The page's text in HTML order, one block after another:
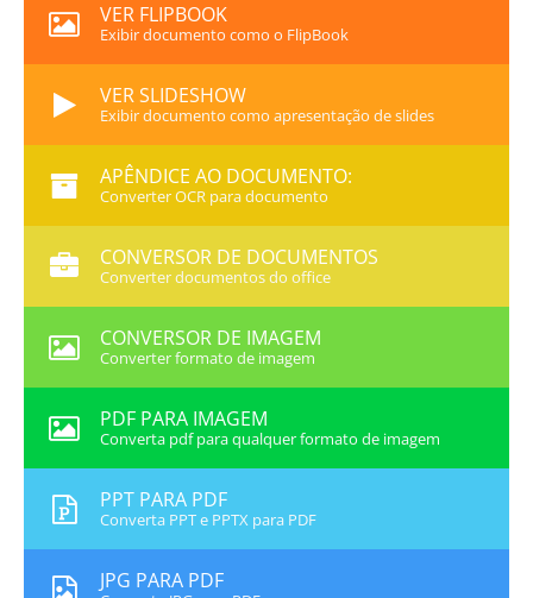
VER FLIPBOOK
Exibir documento como o FlipBook
VER SLIDESHOW
Exibir documento como apresentação de slides
APÊNDICE AO DOCUMENTO:
Converter OCR para documento
CONVERSOR DE DOCUMENTOS
Converter documentos do office
CONVERSOR DE IMAGEM
Converter formato de imagem
PDF PARA IMAGEM
Converta pdf para qualquer formato de imagem
PPT PARA PDF
Converta PPT e PPTX para PDF
JPG PARA PDF